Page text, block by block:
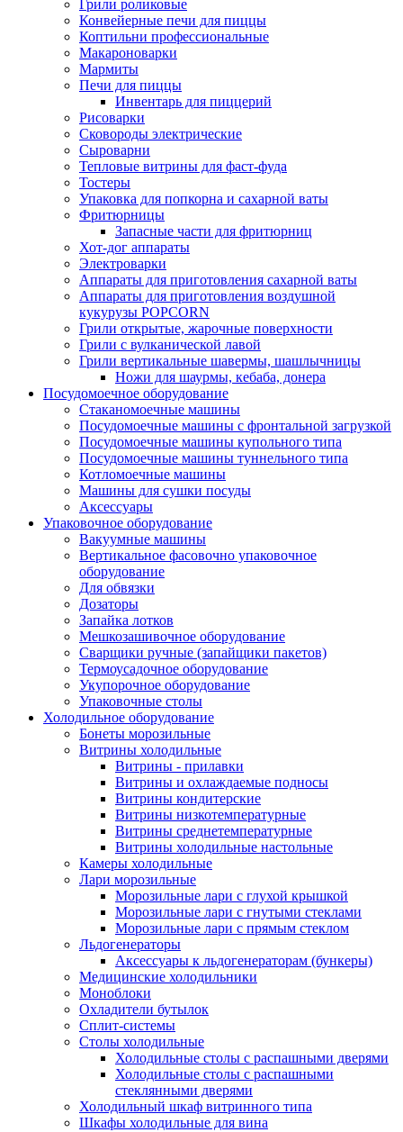
Грили роликовые
Конвейерные печи для пиццы
Коптильни профессиональные
Макароноварки
Мармиты
Печи для пиццы
Инвентарь для пиццерий
Рисоварки
Сковороды электрические
Сыроварни
Тепловые витрины для фаст-фуда
Тостеры
Упаковка для попкорна и сахарной ваты
Фритюрницы
Запасные части для фритюрниц
Хот-дог аппараты
Электроварки
Аппараты для приготовления сахарной ваты
Аппараты для приготовления воздушной
кукурузы POPCORN
Грили открытые, жарочные поверхности
Грили с вулканической лавой
Грили вертикальные шавермы, шашлычницы
Ножи для шаурмы, кебаба, донера
Посудомоечное оборудование
Стаканомоечные машины
Посудомоечные машины с фронтальной загрузкой
Посудомоечные машины купольного типа
Посудомоечные машины туннельного типа
Котломоечные машины
Машины для сушки посуды
Аксессуары
Упаковочное оборудование
Вакуумные машины
Вертикальное фасовочно упаковочное
оборудование
Для обвязки
Дозаторы
Запайка лотков
Мешкозашивочное оборудование
Сварщики ручные (запайщики пакетов)
Термоусадочное оборудование
Укупорочное оборудование
Упаковочные столы
Холодильное оборудование
Бонеты морозильные
Витрины холодильные
Витрины - прилавки
Витрины и охлаждаемые подносы
Витрины кондитерские
Витрины низкотемпературные
Витрины среднетемпературные
Витрины холодильные настольные
Камеры холодильные
Лари морозильные
Морозильные лари с глухой крышкой
Морозильные лари с гнутыми стеклами
Морозильные лари с прямым стеклом
Льдогенераторы
Аксессуары к льдогенераторам (бункеры)
Медицинские холодильники
Моноблоки
Охладители бутылок
Сплит-системы
Столы холодильные
Холодильные столы с распашными дверями
Холодильные столы с распашными
стеклянными дверями
Холодильный шкаф витринного типа
Шкафы холодильные для вина